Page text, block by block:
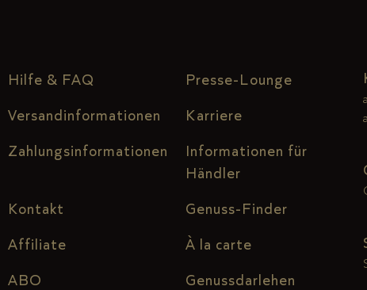
Hilfe & FAQ
Presse-Lounge
Versandinformationen
Karriere
Zahlungsinformationen
Informationen für
Händler
Kontakt
Genuss-Finder
Affiliate
À la carte
ABO
Genussdarlehen